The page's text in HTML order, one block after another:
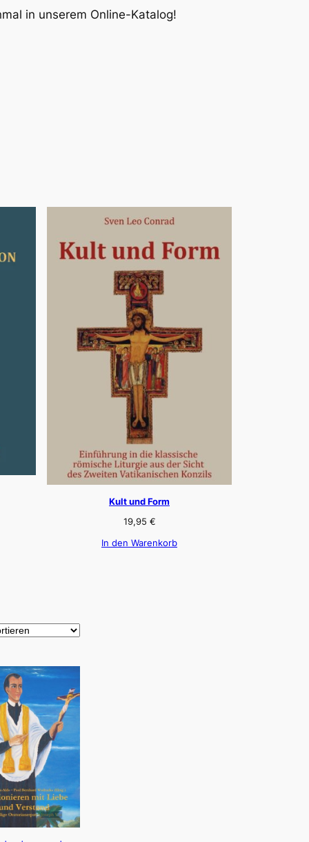
in unserem Online-Katalog!
Kult und Form
19,95 €
In den Warenkorb